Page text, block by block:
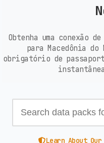
Obtenha uma conexão
para Macedônia
obrigatório de
Learn About